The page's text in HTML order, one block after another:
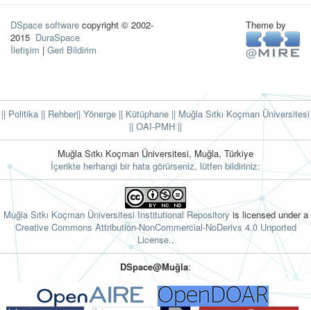
DSpace software copyright © 2002-
2015 DuraSpace
İletişim | Geri Bildirim
Theme by
|| Politika || Rehber|| Yönerge || Kütüphane || Muğla Sıtkı Koçman Üniversitesi
|| OAI-PMH ||
Muğla Sıtkı Koçman Üniversitesi, Muğla, Türkiye
İçerikte herhangi bir hata görürseniz, lütfen bildiriniz:
Muğla Sıtkı Koçman Üniversitesi Institutional Repositoryis licensed under a
Creative Commons Attribution-NonCommercial-NoDerivs 4.0 Unported
License..
DSpace@Muğla: